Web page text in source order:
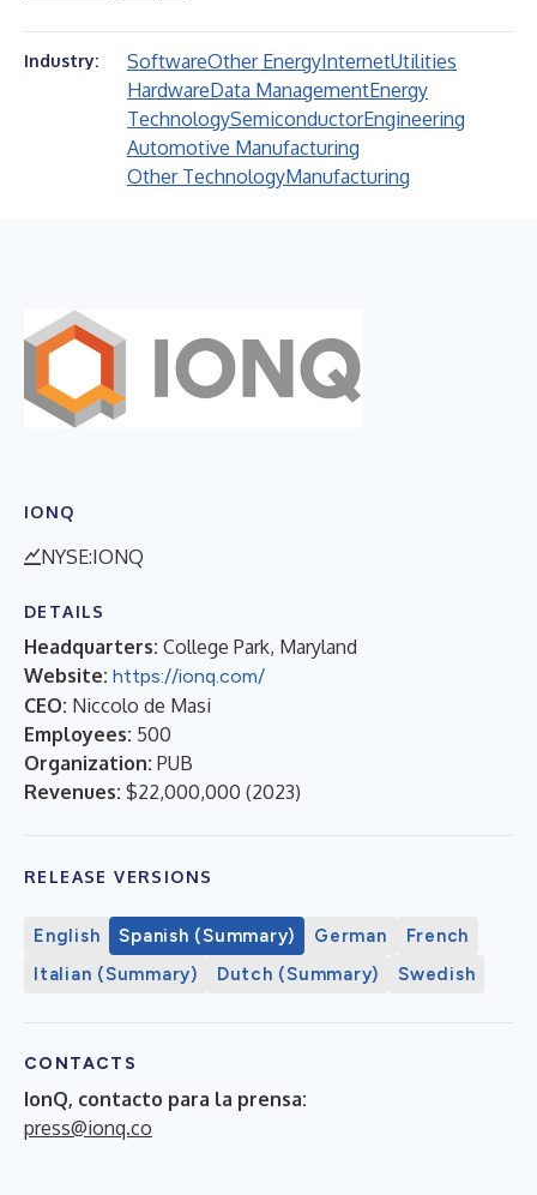
Industry: SoftwareOther EnergyInternetUtilities
HardwareData ManagementEnergy
TechnologySemiconductorEngineering
Automotive Manufacturing
Other TechnologyManufacturing
IONQ
NYSE:IONQ
DETAILS
Headquarters: College Park, Maryland
Website: https://ionq.com/
CEO: Niccolo de Masi
Employees: 500
Organization: PUB
Revenues: $22,000,000 (2023)
RELEASE VERSIONS
English Spanish (Summary) German
French
Italian (Summary)
Dutch (Summary) Swedish
CONTACTS
IonQ, contacto para la prensa:
press@ionq.co